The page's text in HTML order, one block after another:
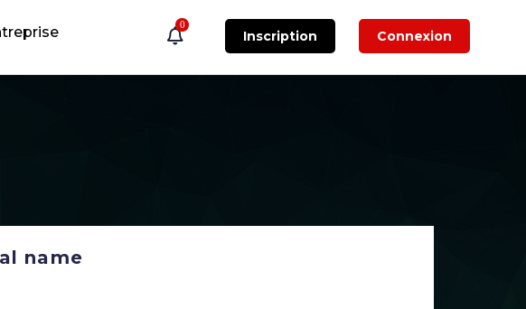
0
Inscription Connexion
name